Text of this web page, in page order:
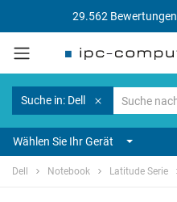
29.562 Bewertungen
Suche in: Dell
Wählen Sie Ihr Gerät
Dell Notebook Latitude Serie